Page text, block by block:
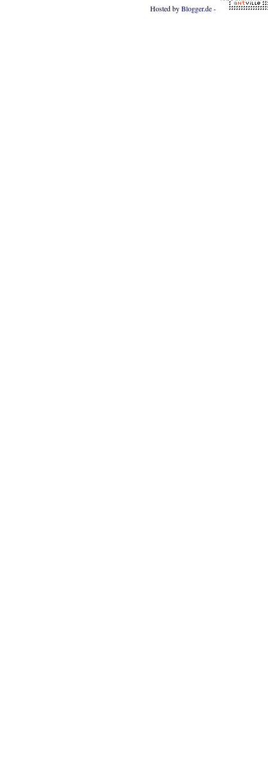
Hosted byBlogger.de-